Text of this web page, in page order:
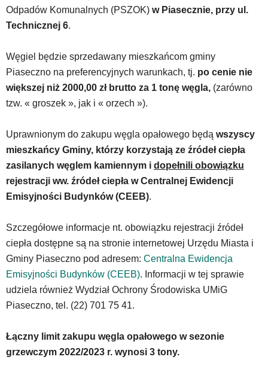
Odpadów Komunalnych (PSZOK) w Piasecznie, przy ul.
Technicznej 6.
Węgiel będzie sprzedawany mieszkańcom gminy
Piaseczno na preferencyjnych warunkach, tj. po cenie nie
większej niż 2000,00 zł brutto za 1 tonę węgla, (zarówno
tzw. « groszek », jak i « orzech »).
Uprawnionym do zakupu węgla opałowego będą wszyscy
mieszkańcy Gminy, którzy korzystają ze źródeł ciepła
zasilanych węglem kamiennym i dopełnili obowiązku
rejestracji ww. źródeł ciepła w Centralnej Ewidencji
Emisyjności Budynków (CEEB).
Szczegółowe informacje nt. obowiązku rejestracji źródeł
ciepła dostępne są na stronie internetowej Urzędu Miasta i
Gminy Piaseczno pod adresem: Centralna Ewidencja
Emisyjności Budynków (CEEB). Informacji w tej sprawie
udziela również Wydział Ochrony Środowiska UMiG
Piaseczno, tel. (22) 701 75 41.
Łączny limit zakupu węgla opałowego w sezonie
grzewczym 2022/2023 r. wynosi 3 tony.